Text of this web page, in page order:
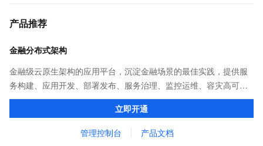
产品推荐
金融分布式架构
金融级云原生架构的应用平台，沉淀金融场景的最佳实践，提供服
务构建、应用开发、部署发布、服务治理、监控运维、容灾高可用
等全栈式解决方案，兼容Dubbo、Spring Cloud等微服务运行环
境，助力客户各类应用轻松转型分布式架构
立即开通
管理控制台 产品文档